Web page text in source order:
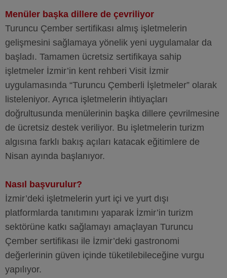
Menüler başka dillere de çevriliyor
Turuncu Çember sertifikası almış işletmelerin
gelişmesini sağlamaya yönelik yeni uygulamalar da
başladı. Tamamen ücretsiz sertifikaya sahip
işletmeler İzmir’in kent rehberi Visit İzmir
uygulamasında “Turuncu Çemberli İşletmeler” olarak
listeleniyor. Ayrıca işletmelerin ihtiyaçları
doğrultusunda menülerinin başka dillere çevrilmesine
de ücretsiz destek veriliyor. Bu işletmelerin turizm
algısına farklı bakış açıları katacak eğitimlere de
Nisan ayında başlanıyor.
Nasıl başvurulur?
İzmir’deki işletmelerin yurt içi ve yurt dışı
platformlarda tanıtımını yaparak İzmir’in turizm
sektörüne katkı sağlamayı amaçlayan Turuncu
Çember sertifikası ile İzmir’deki gastronomi
değerlerinin güven içinde tüketilebileceğine vurgu
yapılıyor.